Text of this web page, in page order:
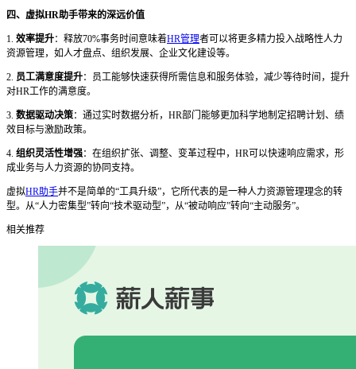
四、虚拟HR助手带来的深远价值
1. 效率提升：释放70%事务时间意味着HR管理者可以将更多精力投入战略性人力
资源管理，如人才盘点、组织发展、企业文化建设等。
2. 员工满意度提升：员工能够快速获得所需信息和服务体验，减少等待时间，提升
对HR工作的满意度。
3. 数据驱动决策：通过实时数据分析， HR部门能够更加科学地制定招聘计划、绩
效目标与激励政策。
4. 组织灵活性增强：在组织扩张、调整、变革过程中， HR可以快速响应需求，形
成业务与人力资源的协同支持。
虚拟HR助手并不是简单的“工具升级”，它所代表的是一种人力资源管理理念的转
型。从“人力密集型”转向“技术驱动型”，从“被动响应”转向“主动服务”。
相关推荐